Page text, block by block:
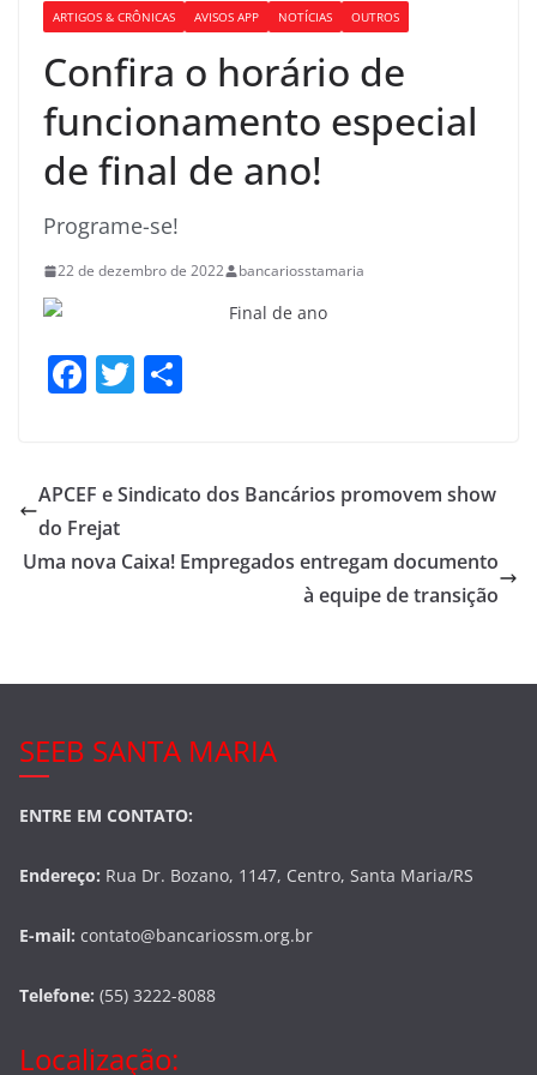
ARTIGOS & CRÔNICAS AVISOS APP NOTÍCIAS OUTROS
Confira o horário de
funcionamento especial
de final de ano!
Programe-se!
22 de dezembro de 2022 bancariosstamaria
F
e
b
o
T
er e
APCEF e Sindicato dos Bancários promovem show
do Frejat
Uma nova Caixa! Empregados entregam documento
à equipe de transição
SEEB SANTA MARIA
ENTRE EM CONTATO:
Endereço: Rua Dr. Bozano, 1147, Centro, Santa Maria/RS
E-mail: contato@bancariossm.org.br
Telefone: (55) 3222-8088
Localização: